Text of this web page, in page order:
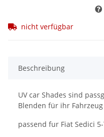
nicht verfügbar
Beschreibung
UV car Shades sind
Blenden für ihr Fahrzeug
passend fur Fiat Sedici